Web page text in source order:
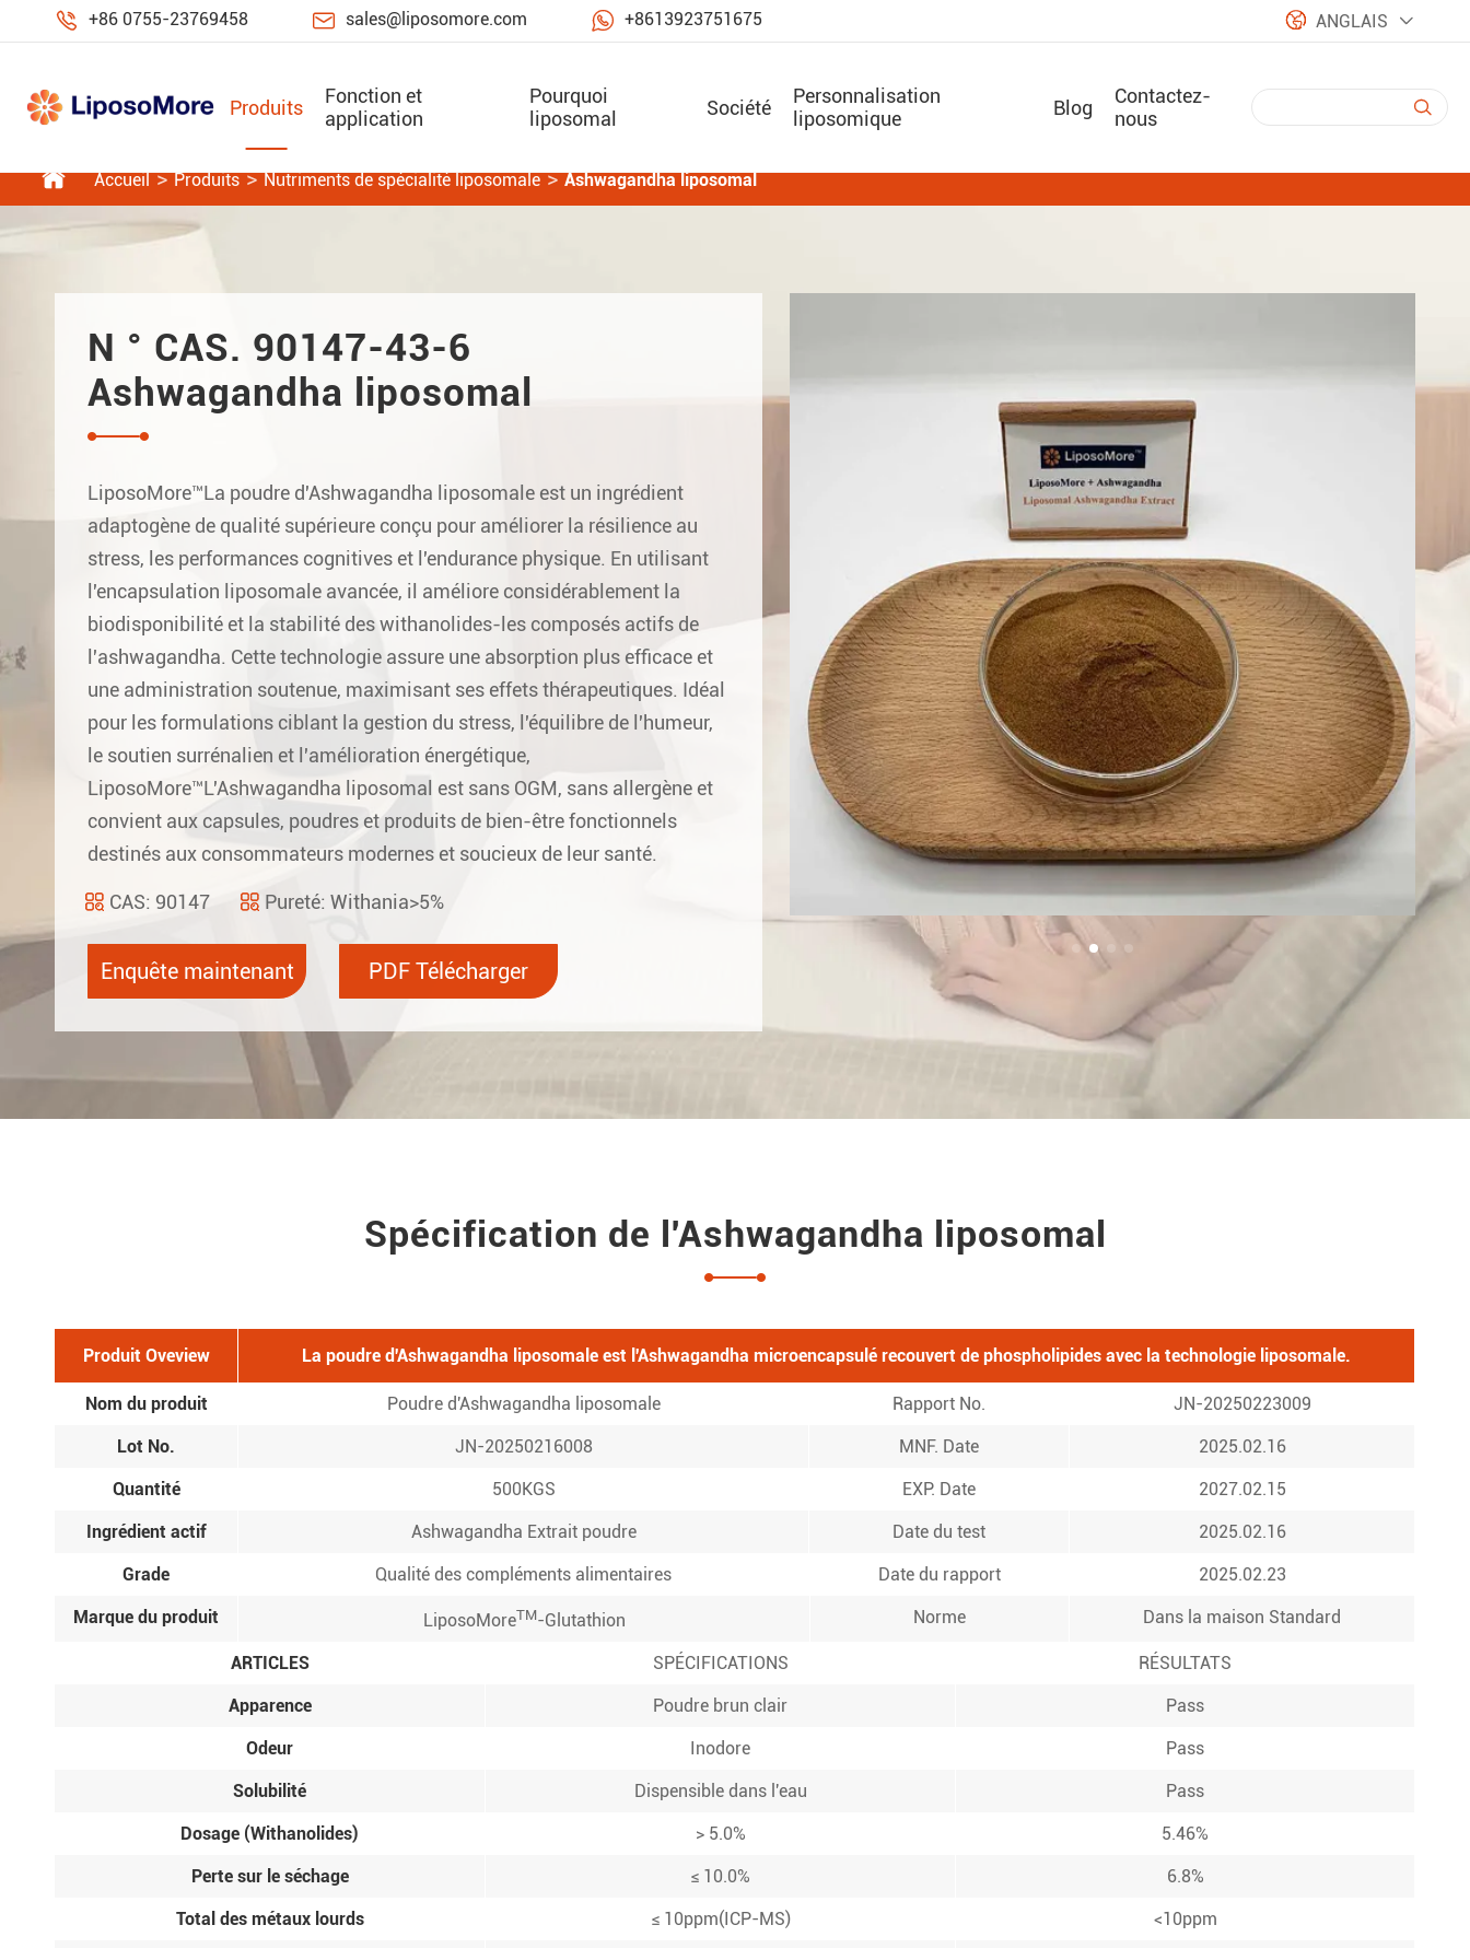
 +86 0755-23769458  sales@liposomore.com  +8613923751675  ANGLAIS 
Produits
Fonction et
application
Pourquoi
liposomal
Société
Personnalisation
liposomique
Blog
Contactez-
nous

 Accueil Produits Nutriments de spécialité liposomale Ashwagandha liposomal
N ° CAS. 90147-43-6
Ashwagandha liposomal
LiposoMore™La poudre d'Ashwagandha liposomale est un ingrédient
adaptogène de qualité supérieure conçu pour améliorer la résilience au
stress, les performances cognitives et l'endurance physique. En utilisant
l'encapsulation liposomale avancée, il améliore considérablement la
biodisponibilité et la stabilité des withanolides-les composés actifs de
l'ashwagandha. Cette technologie assure une absorption plus efficace et
une administration soutenue, maximisant ses effets thérapeutiques. Idéal
pour les formulations ciblant la gestion du stress, l'équilibre de l'humeur,
le soutien surrénalien et l'amélioration énergétique,
LiposoMore™L'Ashwagandha liposomal est sans OGM, sans allergène et
convient aux capsules, poudres et produits de bien-être fonctionnels
destinés aux consommateurs modernes et soucieux de leur santé.
CAS: 90147 Pureté: Withania>5%
Enquête maintenant PDF Télécharger
Spécification de l'Ashwagandha liposomal
Produit Oveview La poudre d'Ashwagandha liposomale est l'Ashwagandha microencapsulé recouvert de phospholipides avec la technologie liposomale.
Nom du produit Poudre d'Ashwagandha liposomale Rapport No. JN-20250223009
Lot No. JN-20250216008 MNF. Date 2025.02.16
Quantité 500KGS EXP. Date 2027.02.15
Ingrédient actif Ashwagandha Extrait poudre Date du test 2025.02.16
Grade Qualité des compléments alimentaires Date du rapport 2025.02.23
Marque du produit LiposoMoreTM-Glutathion Norme Dans la maison Standard
ARTICLES SPÉCIFICATIONS RÉSULTATS
Apparence Poudre brun clair Pass
Odeur Inodore Pass
Solubilité Dispensible dans l'eau Pass
Dosage (Withanolides) > 5.0% 5.46%
Perte sur le séchage ≤ 10.0% 6.8%
Total des métaux lourds ≤ 10ppm(ICP-MS) <10ppm